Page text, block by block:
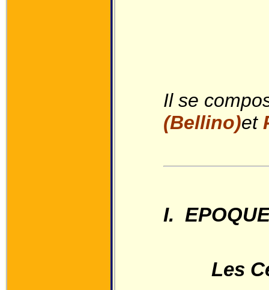
Il se
(Bellino)et
I.
Les